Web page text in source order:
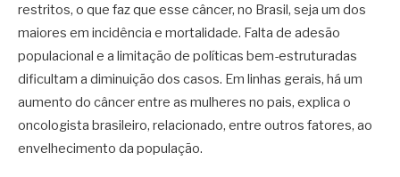
restritos, o que faz que esse câncer, no Brasil, seja um dos
maiores em incidência e mortalidade. Falta de adesão
populacional e a limitação de políticas bem-estruturadas
dificultam a diminuição dos casos. Em linhas gerais, há um
aumento do câncer entre as mulheres no pais, explica o
oncologista brasileiro, relacionado, entre outros fatores, ao
envelhecimento da população.